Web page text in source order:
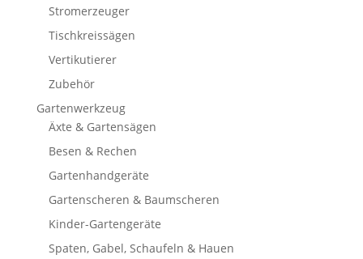
Stromerzeuger
Tischkreissägen
Vertikutierer
Zubehör
Gartenwerkzeug
Äxte & Gartensägen
Besen & Rechen
Gartenhandgeräte
Gartenscheren & Baumscheren
Kinder-Gartengeräte
Spaten, Gabel, Schaufeln & Hauen